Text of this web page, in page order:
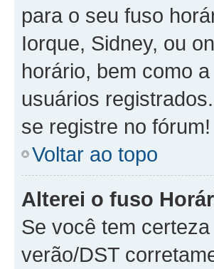
para o seu fuso
Iorque, Sidney, ou
horário, bem como
usuários
se registre no fórum!
Voltar ao topo
Alterei o fuso
Se você tem
verão/DST